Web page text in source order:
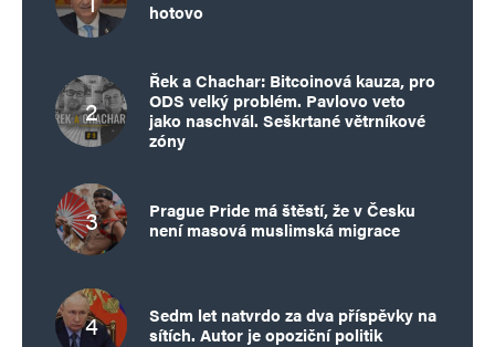
hotovo
Řek a Chachar: Bitcoinová kauza, pro
ODS velký problém. Pavlovo veto
jako naschvál. Seškrtané větrníkové
zóny
Prague Pride má štěstí, že v Česku
není masová muslimská migrace
Sedm let natvrdo za dva příspěvky na
sítích. Autor je opoziční politik